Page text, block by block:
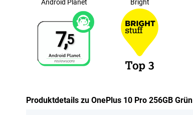
Android Planet
7,5
Bright
Produktdetails zu OnePlus 10 Pro 256GB Grün